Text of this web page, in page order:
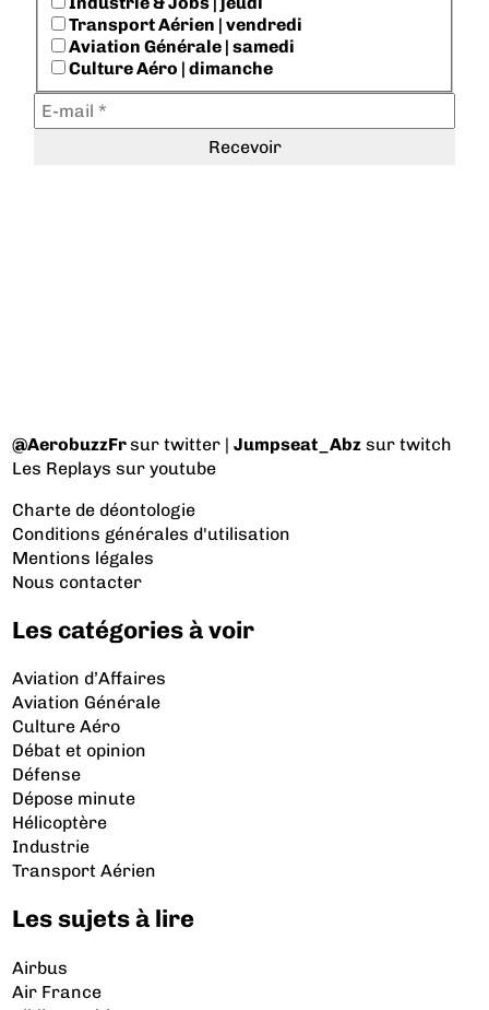
Transport Aérien | vendredi
Aviation Générale | samedi
Culture Aéro | dimanche
@AerobuzzFrsur twitter |Jumpseat_Abz sur twitch
Les Replays sur youtube
Charte de déontologie
Conditions générales d'utilisation
Mentions légales
Nous contacter
Les catégories à voir
Aviation d’Affaires
Aviation Générale
Culture Aéro
Débat et opinion
Défense
Dépose minute
Hélicoptère
Industrie
Transport Aérien
Les sujets à lire
Airbus
Air France